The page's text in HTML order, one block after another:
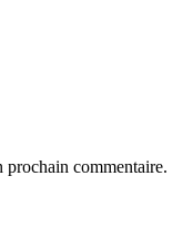
prochain commentaire.